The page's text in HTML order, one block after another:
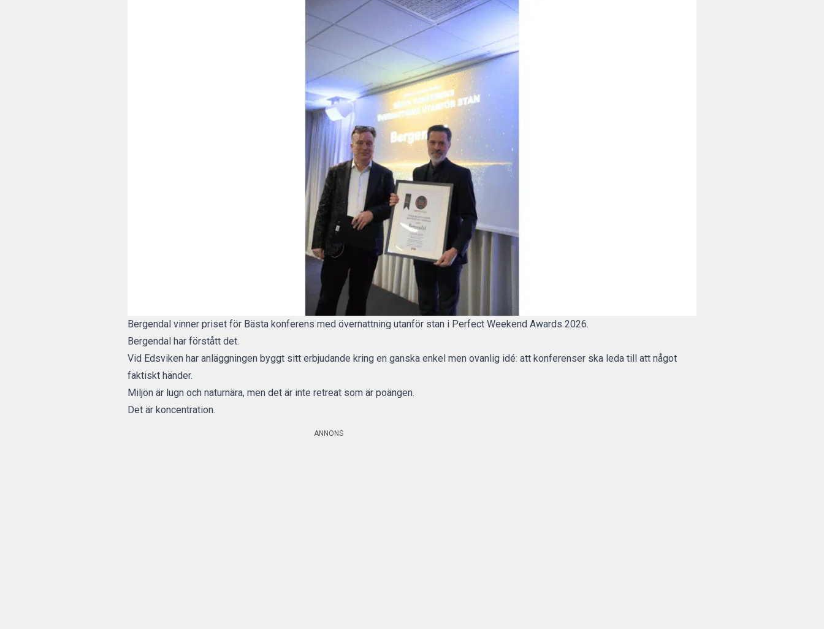
Bergendal vinner priset för Bästa konferens med övernattning utanför stan i Perfect Weekend Awards 2026.
Bergendal har förstått det.
Vid Edsviken har anläggningen byggt sitt erbjudande kring en ganska enkel men ovanlig idé: att konferenser ska leda till att något
faktiskt händer.
Miljön är lugn och naturnära, men det är inte retreat som är poängen.
Det är koncentration.
ANNONS